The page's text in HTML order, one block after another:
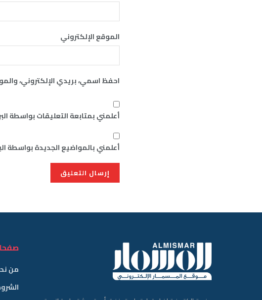
الموقع الإلكتروني
احفظ اسمي، بريدي الإلكتروني،
أعلمني بمتابعة التعليقات بواسطة
أعلمني بالمواضيع الجديدة بواسطة
من